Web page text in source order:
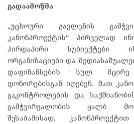
გადაამოწმა
„უცხოური გავლენის
კანონპროექტის“ პირველად
პირდაპირი სუბიექტები
ორგანიზაციები და
დაფინანსების სულ
დონორებისგან იღებენ. მათ
გაკონტროლების და
გამჭვირვალობის ყალბ
შესაბამისად,